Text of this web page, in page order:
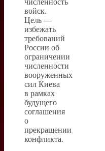
войск.
Цель —
избежать
требований
России об
ограничении
численности
вооруженных
сил Киева
в рамках
будущего
соглашения
о
прекращении
конфликта.